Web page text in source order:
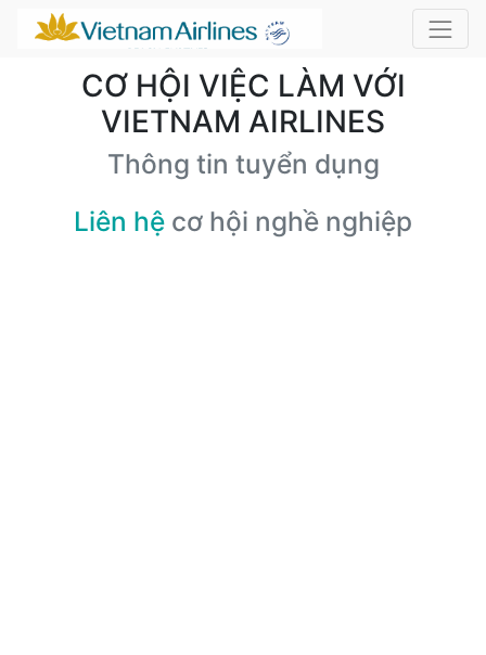
CƠ HỘI VIỆC LÀM VỚI
VIETNAM AIRLINES
Thông tin tuyển dụng
Liên hệ cơ hội nghề nghiệp